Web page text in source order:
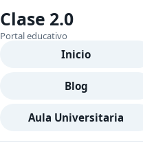
Clase 2.0
Portal educativo
Inicio
Blog
Aula Universitaria